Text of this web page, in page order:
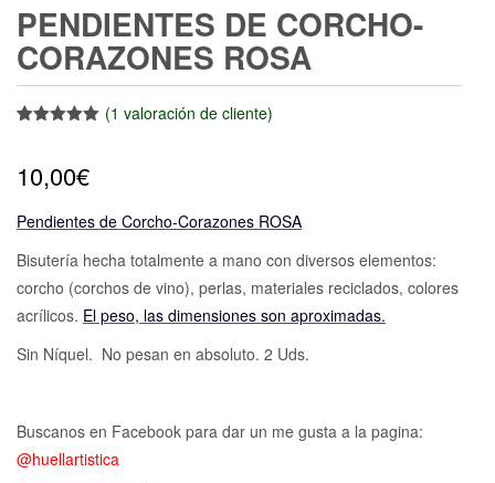
PENDIENTES DE CORCHO-
CORAZONES ROSA
5 en base
a valoración
cliente
(1 valoración de cliente)
10,00€
Pendientes de Corcho-Corazones ROSA
Bisutería hecha totalmente a mano con diversos elementos:
corcho (corchos de vino), perlas, materiales reciclados, colores
acrílicos. El peso, las dimensiones son aproximadas.
Sin Níquel. No pesan en absoluto. 2 Uds.
Buscanos en Facebook para dar un me gusta a la pagina:
@huellartistica